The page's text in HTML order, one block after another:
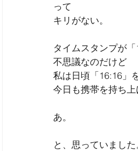
って
キリがない。
タイムスタンプが
不思議なのだけど
私は日頃「16:16」
今日も携帯を持ち
あ。
と、思っていまし